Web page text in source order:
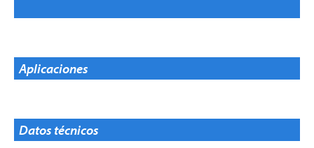
Aplicaciones
Datos técnicos